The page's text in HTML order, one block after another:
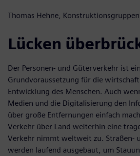
Thomas Hehne,
Lücken
Der Personen- und Güterverkehr ist
Grundvoraussetzung für die
Entwicklung des Menschen. Auch
Medien und die Digitalisierung den
über große Entfernungen einfach
Verkehr über Land weiterhin eine
Verkehr nimmt weltweit zu. Straßen-
werden laufend ausgebaut, um